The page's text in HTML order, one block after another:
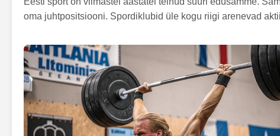
oma juhtpositsiooni. Spordiklubid üle kogu riigi arenevad